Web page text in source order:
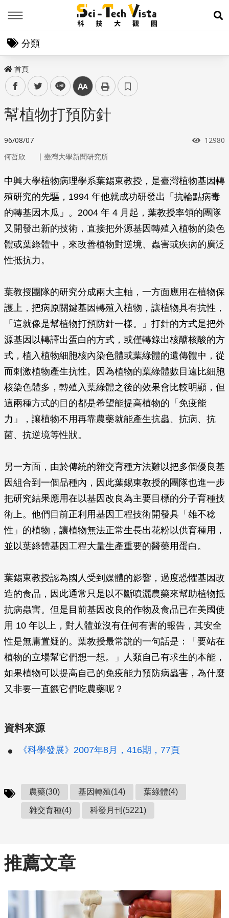
展
分類
首頁
facebooktwitter line 中
幫植物打預防針
96/08/07 瀏覽次
12980
何哲欣 ｜ 臺灣大學新聞研究所
中興大學植物病理學系葉錫東教授，是臺灣植物基因轉
殖研究的先驅，1994 年他就成功研發出「抗輪點病毒
的轉基因木瓜」。2004 年 4 月起，葉教授率領的團隊
又開發出新的技術，直接把外源基因轉殖入植物的染色
體或葉綠體中，來改善植物對逆境、蟲害或疾病的廣泛
性抵抗力。
葉教授團隊的研究分成兩大主軸，一方面應用在植物保
護上，把病原關鍵基因轉殖入植物，讓植物具有抗性，
「這就像是幫植物打預防針一樣。」打針的方式是把外
源基因以轉譯出蛋白的方式，或僅轉錄出核醣核酸的方
式，植入植物細胞核內染色體或葉綠體的遺傳體中，從
而刺激植物產生抗性。因為植物的葉綠體數目遠比細胞
核染色體多，轉殖入葉綠體之後的效果會比較明顯，但
這兩種方式的目的都是希望能提高植物的「免疫能
力」，讓植物不用再靠農藥就能產生抗蟲、抗病、抗
菌、抗逆境等性狀。
另一方面，由於傳統的雜交育種方法難以把多個優良基
因組合到一個品種內，因此葉錫東教授的團隊也進一步
把研究結果應用在以基因改良為主要目標的分子育種技
術上。他們目前正利用基因工程技術開發具「雄不稔
性」的植物，讓植物無法正常生長出花粉以供育種用，
並以葉綠體基因工程大量生產重要的醫藥用蛋白。
葉錫東教授認為國人受到媒體的影響，過度恐懼基因改
造的食品，因此通常只是以不斷噴灑農藥來幫助植物抵
抗病蟲害。但是目前基因改良的作物及食品已在美國使
用 10 年以上，對人體並沒有任何有害的報告，其安全
性是無庸置疑的。葉教授最常說的一句話是：「要站在
植物的立場幫它們想一想。」人類自己有求生的本能，
如果植物可以提高自己的免疫能力預防病蟲害，為什麼
又非要一直餵它們吃農藥呢？
資料來源
《科學發展》2007年8月，416期，77頁
農藥(30) 基因轉殖(14) 葉綠體(4)
雜交育種(4) 科發月刊(5221)
推薦文章